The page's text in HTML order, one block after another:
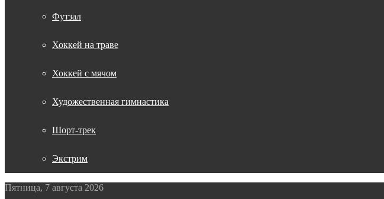
Футзал
Хоккей на траве
Хоккей с мячом
Художественная гимнастика
Шорт-трек
Экстрим
Пятница, 7 августа 2026